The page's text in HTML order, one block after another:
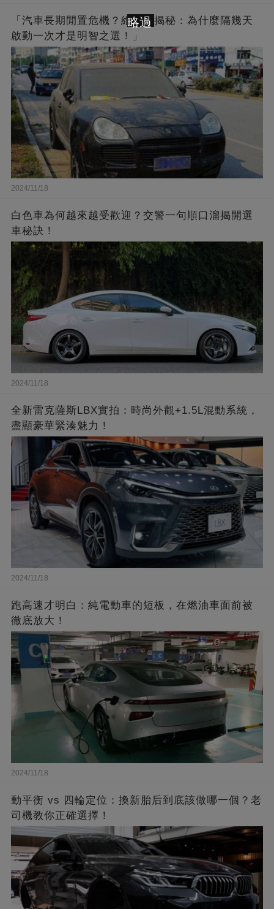
「汽車長期閒置危機？維修工揭秘：為什麼隔幾天
啟動一次才是明智之選！」
2024/11/18
白色車為何越來越受歡迎？交警一句順口溜揭開選
車秘訣！
2024/11/18
全新雷克薩斯LBX實拍：時尚外觀+1.5L混動系統，
盡顯豪華緊湊魅力！
2024/11/18
跑高速才明白：純電動車的短板，在燃油車面前被
徹底放大！
2024/11/18
動平衡 vs 四輪定位：換新胎后到底該做哪一個？老
司機教你正確選擇！
略過